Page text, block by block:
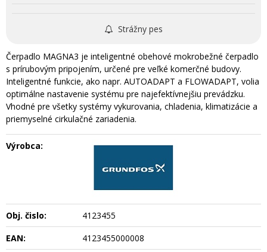
Strážny pes
Čerpadlo MAGNA3 je inteligentné obehové mokrobežné čerpadlo
s prírubovým pripojením, určené pre veľké komerčné budovy.
Inteligentné funkcie, ako napr. AUTOADAPT a FLOWADAPT, volia
optimálne nastavenie systému pre najefektívnejšiu prevádzku.
Vhodné pre všetky systémy vykurovania, chladenia, klimatizácie a
priemyselné cirkulačné zariadenia.
Výrobca:
Obj. čislo:
4123455
EAN:
4123455000008